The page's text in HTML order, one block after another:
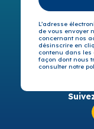
L’adresse
de vous envoyer
concernant nos
désinscrire en
contenu dans les
façon dont nous
consulter notre